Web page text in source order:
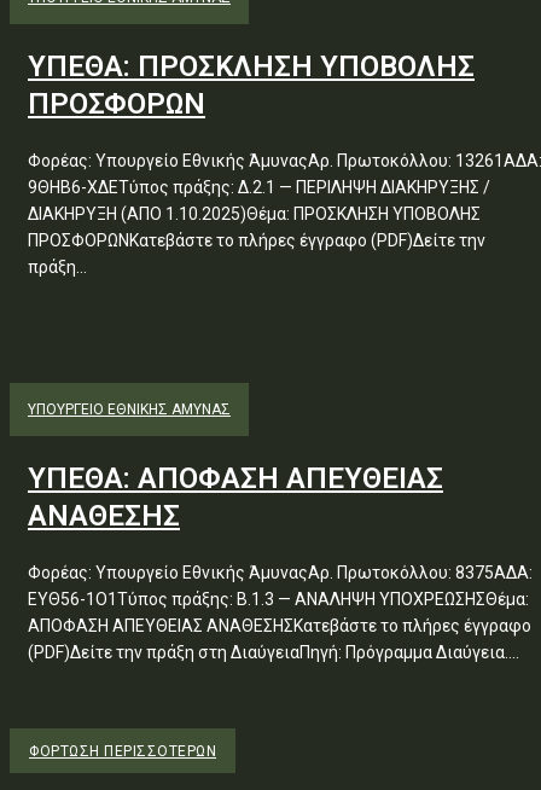
ΥΠΕΘΑ: ΠΡΟΣΚΛΗΣΗ ΥΠΟΒΟΛΗΣ
ΠΡΟΣΦΟΡΩΝ
Φορέας: Υπουργείο Εθνικής ΆμυναςΑρ. Πρωτοκόλλου: 13261ΑΔΑ:
9ΘΗΒ6-ΧΔΕΤύπος πράξης: Δ.2.1 — ΠΕΡΙΛΗΨΗ ΔΙΑΚΗΡΥΞΗΣ /
ΔΙΑΚΗΡΥΞΗ (ΑΠΟ 1.10.2025)Θέμα: ΠΡΟΣΚΛΗΣΗ ΥΠΟΒΟΛΗΣ
ΠΡΟΣΦΟΡΩΝΚατεβάστε το πλήρες έγγραφο (PDF)Δείτε την
πράξη...
ΥΠΟΥΡΓΕΊΟ ΕΘΝΙΚΉΣ ΆΜΥΝΑΣ
ΥΠΕΘΑ: ΑΠΟΦΑΣΗ ΑΠΕΥΘΕΙΑΣ
ΑΝΑΘΕΣΗΣ
Φορέας: Υπουργείο Εθνικής ΆμυναςΑρ. Πρωτοκόλλου: 8375ΑΔΑ:
ΕΥΘ56-1Ο1Τύπος πράξης: Β.1.3 — ΑΝΑΛΗΨΗ ΥΠΟΧΡΕΩΣΗΣΘέμα:
ΑΠΟΦΑΣΗ ΑΠΕΥΘΕΙΑΣ ΑΝΑΘΕΣΗΣΚατεβάστε το πλήρες έγγραφο
(PDF)Δείτε την πράξη στη ΔιαύγειαΠηγή: Πρόγραμμα Διαύγεια....
ΦΌΡΤΩΣΗ ΠΕΡΙΣΣΟΤΈΡΩΝ